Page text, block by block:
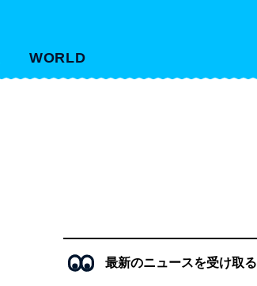
WORLD
最新のニュースを受け取る